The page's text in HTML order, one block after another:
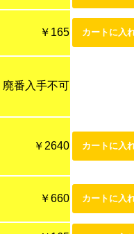
￥165
廃番入手不可
￥2640
￥660